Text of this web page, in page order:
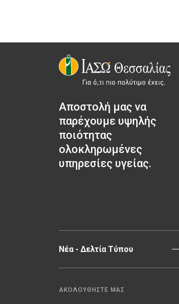
Αποστολή μας να
παρέχουμε υψηλής
ποιότητας
ολοκληρωμένες
υπηρεσίες υγείας.
Νέα - Δελτία Τύπου
ΑΚΟΛΟΥΘΗΣΤΕ ΜΑΣ